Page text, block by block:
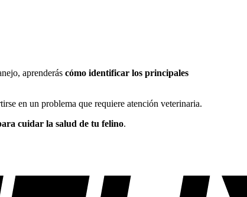
aprenderás cómo identificar los principales
en un problema que requiere atención veterinaria.
cuidar la salud de tu felino.